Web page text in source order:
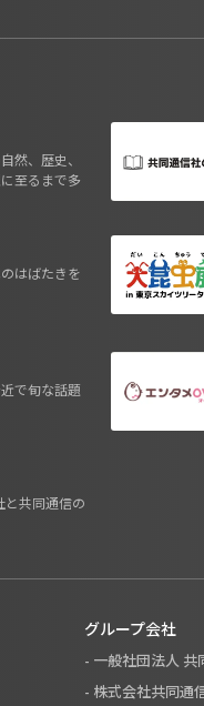
然、歴史、
至るまで多
はばたきを
で旬な話題
共同通信の
グループ会社
- 一般社団法人 共
- 株式会社共同通